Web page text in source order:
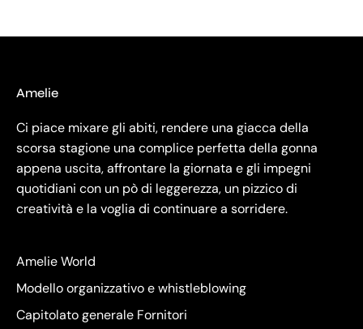
Amelie
Ci piace mixare gli abiti, rendere una giacca della
scorsa stagione una complice perfetta della gonna
appena uscita, affrontare la giornata e gli impegni
quotidiani con un pò di leggerezza, un pizzico di
creatività e la voglia di continuare a sorridere.
Amelie World
Modello organizzativo e whistleblowing
Capitolato generale Fornitori